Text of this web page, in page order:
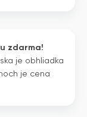
zdarma!
je obhliadka
je cena